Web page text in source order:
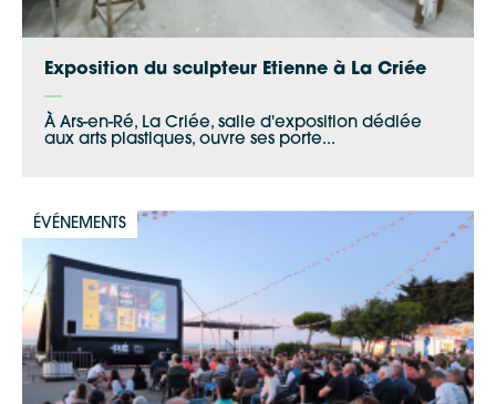
Exposition du sculpteur Etienne à La Criée
À Ars-en-Ré, La Criée, salle d'exposition dédiée
aux arts plastiques, ouvre ses porte...
ÉVÉNEMENTS